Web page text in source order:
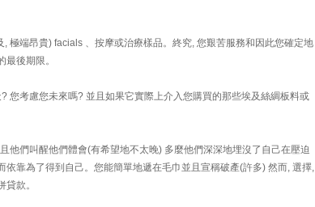
極端昂貴) facials 、按摩或治療樣品。終究, 您艱苦服務和因此您確定地
後期限。
您考慮您未來嗎? 並且如果它實際上介入您購買的那些埃及絲綢板料或
他們叫醒他們體會(有希望地不太晚) 多麼他們深深地埋沒了自己在壓迫
靠為了得到自己。您能簡單地遞在毛巾並且宣稱破產(許多) 然而, 選擇,
款。